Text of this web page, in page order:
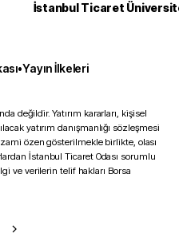
İstanbul Ticaret
•Yayın İlkeleri
değildir. Yatırım kararları, kişisel
yatırım danışmanlığı sözleşmesi
özen gösterilmekle birlikte, olası
İstanbul Ticaret Odası sorumlu
ve verilerin telif hakları Borsa